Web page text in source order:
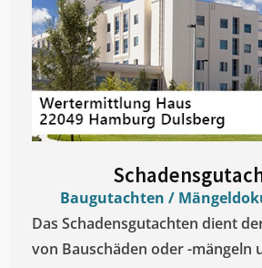
Baugutachten /
Das Schadensgutachten dient
von Bauschäden oder -mängeln